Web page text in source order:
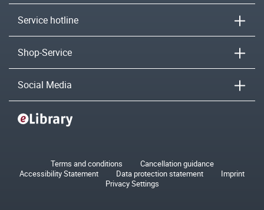
Service hotline
Shop-Service
Social Media
Terms and conditions
Cancellation guidance
Accessibility Statement
Data protection statement
Imprint
Privacy Settings